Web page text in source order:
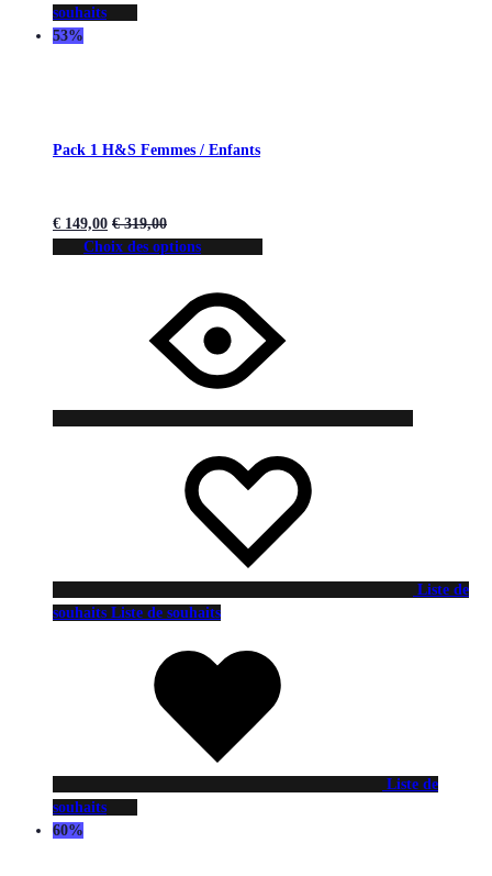
souhaits
53%
Pack 1 H&S Femmes / Enfants
€ 149,00 €319,00
Choix des options
Liste de
souhaits Liste de souhaits
Liste de
souhaits
60%